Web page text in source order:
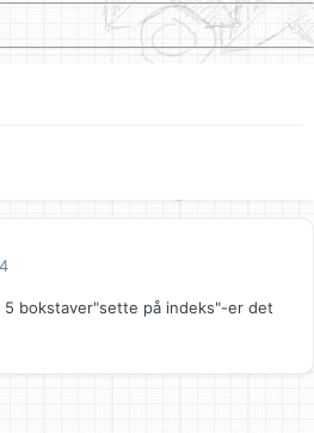
bokstaver"sette på indeks"-er det